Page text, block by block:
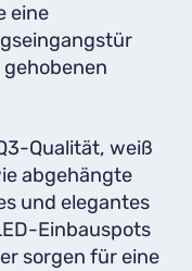
eine
Qualität, weiß
abgehängte
und elegantes
Einbauspots
sorgen für eine